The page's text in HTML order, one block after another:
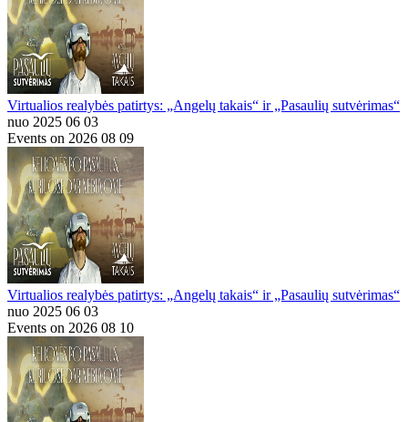
Virtualios realybės patirtys: „Angelų takais“ ir „Pasaulių sutvėrimas“
nuo 2025 06 03
Events on 2026 08 09
Virtualios realybės patirtys: „Angelų takais“ ir „Pasaulių sutvėrimas“
nuo 2025 06 03
Events on 2026 08 10